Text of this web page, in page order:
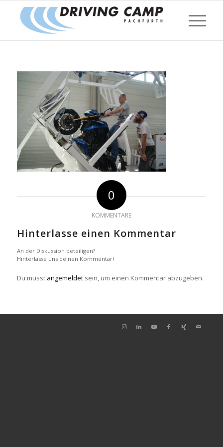
0
KOMMENTARE
Hinterlasse einen Kommentar
An der Diskussion beteiligen?
Hinterlasse uns deinen Kommentar!
Du musst angemeldetsein, um einen Kommentar abzugeben.